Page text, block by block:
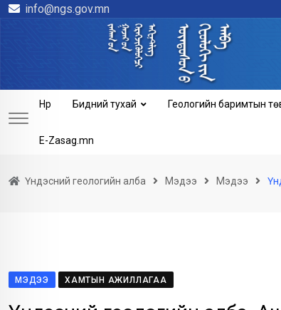
Skip info@ngs.gov.mn
Нүүр Бидний тухай Геологийн баримтын
E-Zasag.mn
Үндэсний геологийн алба Мэдээ Мэдээ
МЭДЭЭ ХАМТЫН АЖИЛЛАГАА